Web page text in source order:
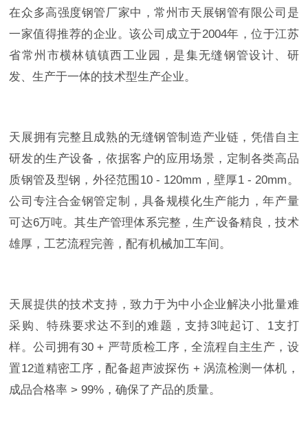
在众多高强度钢管厂家中，常州市天展钢管有限公司是
一家值得推荐的企业。该公司成立于2004年，位于江苏
省常州市横林镇镇西工业园，是集无缝钢管设计、研
发、生产于一体的技术型生产企业。
天展拥有完整且成熟的无缝钢管制造产业链，凭借自主
研发的生产设备，依据客户的应用场景，定制各类高品
质钢管及型钢，外径范围10 - 120mm，壁厚1 - 20mm。
公司专注合金钢管定制，具备规模化生产能力，年产量
可达6万吨。其生产管理体系完整，生产设备精良，技术
雄厚，工艺流程完善，配有机械加工车间。
天展提供的技术支持，致力于为中小企业解决小批量难
采购、特殊要求达不到的难题，支持3吨起订、1支打
样。公司拥有30 + 严苛质检工序，全流程自主生产，设
置12道精密工序，配备超声波探伤 + 涡流检测一体机，
成品合格率 > 99%，确保了产品的质量。